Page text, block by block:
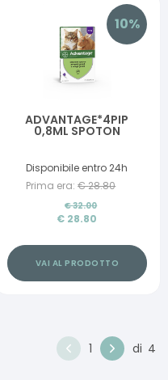
10%
ADVANTAGE*4PIP
0,8ML SPOTON
Disponibile entro 24h
Prima era: €28.80
€32.00
€ 28.80
VAI AL PRODOTTO
1 di 4